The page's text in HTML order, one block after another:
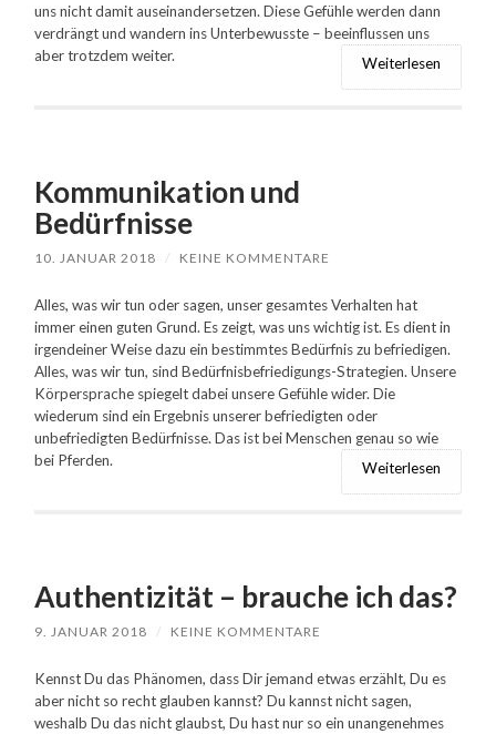
uns nicht damit auseinandersetzen. Diese Gefühle werden dann
verdrängt und wandern ins Unterbewusste – beeinflussen uns
aber trotzdem weiter.
Weiterlesen
Kommunikation und
Bedürfnisse
10. JANUAR 2018 / KEINE KOMMENTARE
Alles, was wir tun oder sagen, unser gesamtes Verhalten hat
immer einen guten Grund. Es zeigt, was uns wichtig ist. Es dient in
irgendeiner Weise dazu ein bestimmtes Bedürfnis zu befriedigen.
Alles, was wir tun, sind Bedürfnisbefriedigungs-Strategien. Unsere
Körpersprache spiegelt dabei unsere Gefühle wider. Die
wiederum sind ein Ergebnis unserer befriedigten oder
unbefriedigten Bedürfnisse. Das ist bei Menschen genau so wie
bei Pferden.
Weiterlesen
Authentizität – brauche ich das?
9. JANUAR 2018 / KEINE KOMMENTARE
Kennst Du das Phänomen, dass Dir jemand etwas erzählt, Du es
aber nicht so recht glauben kannst? Du kannst nicht sagen,
weshalb Du das nicht glaubst, Du hast nur so ein unangenehmes